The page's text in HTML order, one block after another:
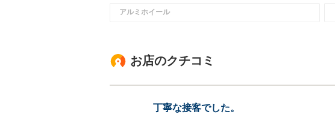
アルミホイール
お店のクチコミ
丁寧な接客でした。